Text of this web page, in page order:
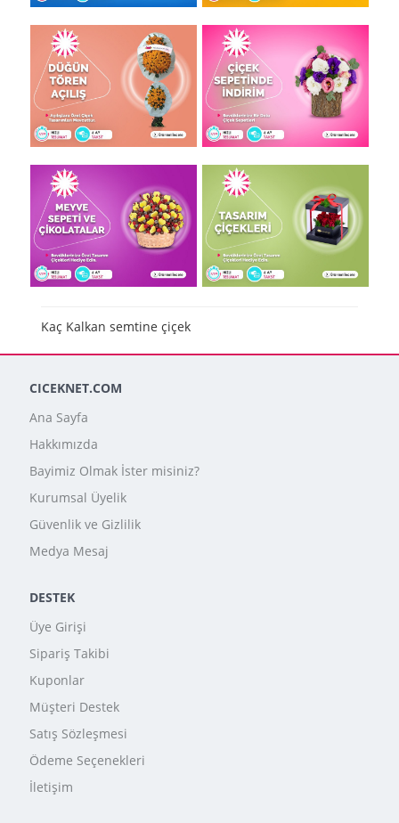
Kaç Kalkan semtine çiçek
CICEKNET.COM
Ana Sayfa
Hakkımızda
Bayimiz Olmak İster misiniz?
Kurumsal Üyelik
Güvenlik ve Gizlilik
Medya Mesaj
DESTEK
Üye Girişi
Sipariş Takibi
Kuponlar
Müşteri Destek
Satış Sözleşmesi
Ödeme Seçenekleri
İletişim